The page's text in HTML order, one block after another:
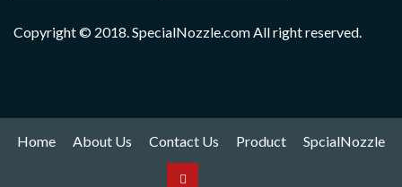
Copyright © 2018. SpecialNozzle.com All right reserved.
Home About Us Contact Us Product SpcialNozzle